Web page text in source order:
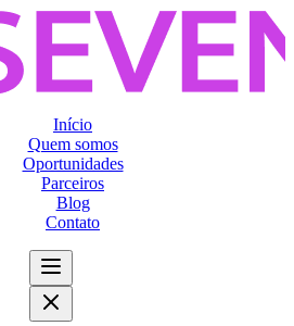
Início
Quem somos
Oportunidades
Parceiros
Blog
Contato